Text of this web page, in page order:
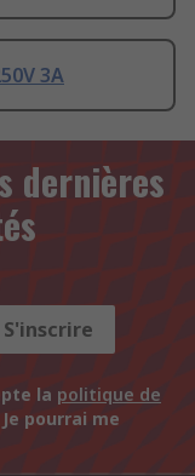
3A
dernières
S'inscrire
la politique de
Je pourrai me